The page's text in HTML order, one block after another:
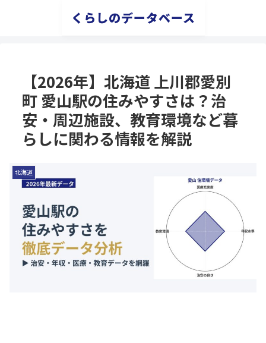
くらしのデータベース
【2026年】北海道 上川郡愛別
町 愛山駅の住みやすさは？治
安・周辺施設、教育環境など暮
らしに関わる情報を解説
北海道